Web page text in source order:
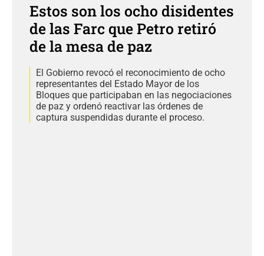
Estos son los ocho disidentes
de las Farc que Petro retiró
de la mesa de paz
El Gobierno revocó el reconocimiento de ocho
representantes del Estado Mayor de los
Bloques que participaban en las negociaciones
de paz y ordenó reactivar las órdenes de
captura suspendidas durante el proceso.